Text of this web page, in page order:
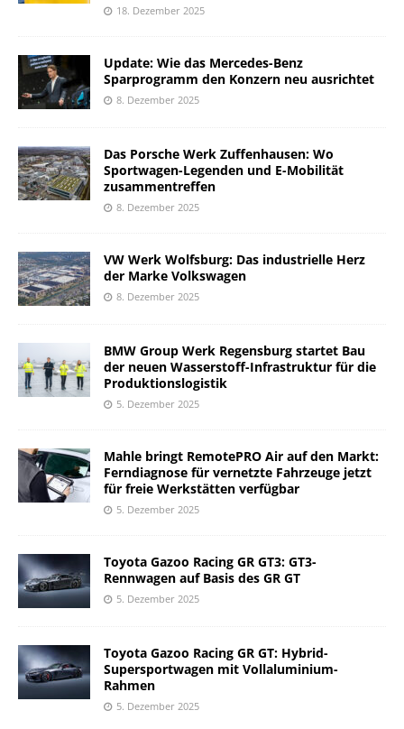
18. Dezember 2025
Update: Wie das Mercedes-Benz
Sparprogramm den Konzern neu ausrichtet
8. Dezember 2025
Das Porsche Werk Zuffenhausen: Wo
Sportwagen-Legenden und E-Mobilität
zusammentreffen
8. Dezember 2025
VW Werk Wolfsburg: Das industrielle Herz
der Marke Volkswagen
8. Dezember 2025
BMW Group Werk Regensburg startet Bau
der neuen Wasserstoff-Infrastruktur für die
Produktionslogistik
5. Dezember 2025
Mahle bringt RemotePRO Air auf den Markt:
Ferndiagnose für vernetzte Fahrzeuge jetzt
für freie Werkstätten verfügbar
5. Dezember 2025
Toyota Gazoo Racing GR GT3: GT3-
Rennwagen auf Basis des GR GT
5. Dezember 2025
Toyota Gazoo Racing GR GT: Hybrid-
Supersportwagen mit Vollaluminium-
Rahmen
5. Dezember 2025